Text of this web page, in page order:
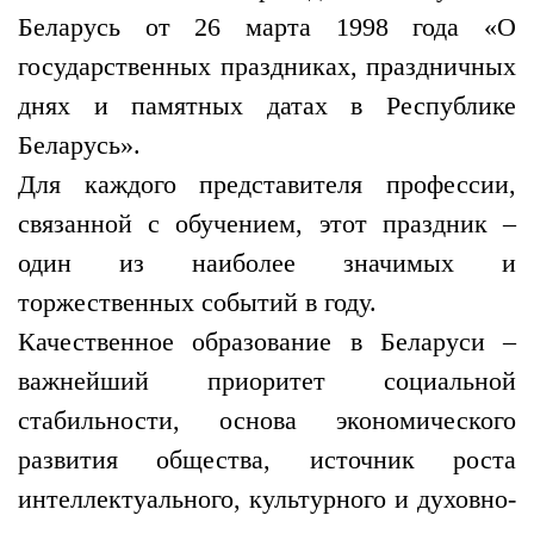
Беларусь от 26 марта 1998 года «О
государственных праздниках, праздничных
днях и памятных датах в Республике
Беларусь».
Для каждого представителя профессии,
связанной с обучением, этот праздник –
один из наиболее значимых и
торжественных событий в году.
Качественное образование в Беларуси –
важнейший приоритет социальной
стабильности, основа экономического
развития общества, источник роста
интеллектуального, культурного и духовно-